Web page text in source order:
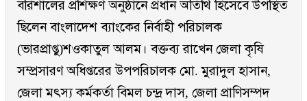
বরিশালের প্রশিক্ষণ অনুষ্ঠানে প্রধান অতিথি হিসেবে উপস্থিত
ছিলেন বাংলাদেশ ব্যাংকের নির্বাহী পরিচালক
(ভারপ্রাপ্তু)শওকাতুল আলম। বক্তব্য রাখেন জেলা কৃষি
সম্প্রসারণ অধিপ্তরের উপপরিচালক মো. মুরাদুল হাসান,
জেলা মৎস্য কর্মকর্তা বিমল চন্দ্র দাস, জেলা প্রাণিসম্পদ